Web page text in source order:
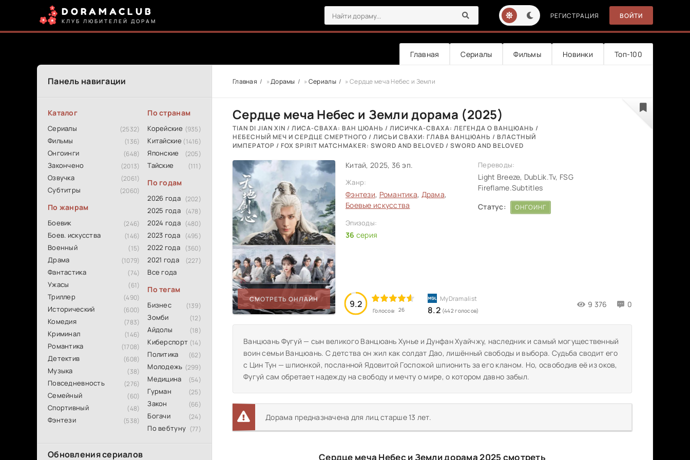
DORAMACLUB
КЛУБ ЛЮБИТЕЛЕЙ ДОРАМ
РЕГИСТРАЦИЯ ВОЙТИ
Главная Сериалы Фильмы Новинки Топ-100
Панель навигации
Каталог
Сериалы (2532)
Фильмы (136)
Онгоинги (648)
Закончено (2013)
Озвучка (2061)
Субтитры (2060)
По жанрам
Боевик (246)
Боев. искусства (146)
Военный (15)
Драма (1079)
Фантастика (74)
Ужасы (61)
Триллер (490)
Исторический (600)
Комедия (783)
Криминал (146)
Романтика (1708)
Детектив (608)
Музыка (38)
Повседневность (276)
Семейный (60)
Спортивный (48)
Фэнтези (538)
По странам
Корейские (935)
Китайские (1416)
Японские (205)
Тайские (111)
По годам
2026 года (202)
2025 года (478)
2024 года (480)
2023 года (495)
2022 года (360)
2021 года (227)
Все года
По тегам
Бизнес (139)
Зомби (12)
Айдолы (18)
Киберспорт (14)
Политика (62)
Молодежь (299)
Медицина (54)
Гурман (25)
Закон (66)
Богачи (24)
По вебтуну (77)
Обновления сериалов
Главная »Дорамы » Сериалы » Сердце меча Небес и Земли
Сердце меча Небес и Земли дорама (2025)
TIAN DI JIAN XIN / ЛИСА-СВАХА: ВАН ЦЮАНЬ / ЛИСИЧКА-СВАХА: ЛЕГЕНДА О ВАНЦЮАНЬ /
НЕБЕСНЫЙ МЕЧ И СЕРДЦЕ СМЕРТНОГО / ЛИСЬИ СВАХИ: ГЛАВА ВАНЦЮАНЬ / ВЛАСТНЫЙ
ИМПЕРАТОР / FOX SPIRIT MATCHMAKER: SWORD AND BELOVED / SWORD AND BELOVED
СМОТРЕТЬ ОНЛАЙН
Китай, 2025, 36 эп.
Жанр:
Фэнтези, Романтика, Драма,
Боевые искусства
Эпизоды:
36 серия
9.2
Голосов: 26 8.2 (442 голосов)
9 376 0
Переводы:
Light Breeze, DubLik.Tv, FSG
Fireflame.Subtitles
Статус:
ОНГОИНГ
Ванцюань Фугуй — сын великого Ванцюань Хунье и Дунфан Хуайчжу, наследник и самый могущественный
воин семьи Ванцюань. С детства он жил как солдат Дао, лишённый свободы и выбора. Судьба сводит его
с Цин Тун — шпионкой, посланной Ядовитой Госпожой шпионить за его кланом. Но, освободив её из оков,
Фугуй сам обретает надежду на свободу и мечту о мире, о котором давно забыл.
Дорама предназначена для лиц старше 13 лет.
Сердце меча Небес и Земли дорама 2025 смотреть